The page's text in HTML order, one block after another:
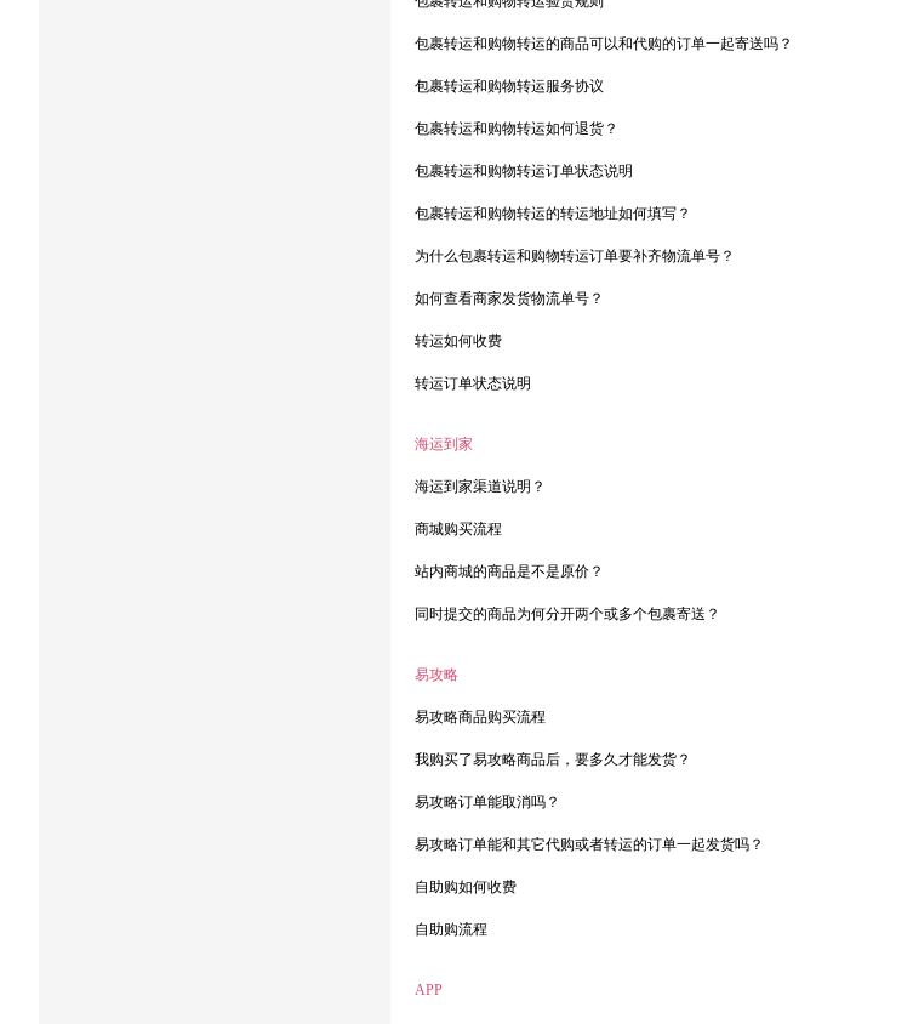
包裹转运和购物转运的商品可以和代购的订单一起寄送吗？
包裹转运和购物转运服务协议
包裹转运和购物转运如何退货？
包裹转运和购物转运订单状态说明
包裹转运和购物转运的转运地址如何填写？
为什么包裹转运和购物转运订单要补齐物流单号？
如何查看商家发货物流单号？
转运如何收费
转运订单状态说明
海运到家
海运到家渠道说明？
商城购买流程
站内商城的商品是不是原价？
同时提交的商品为何分开两个或多个包裹寄送？
易攻略
易攻略商品购买流程
我购买了易攻略商品后，要多久才能发货？
易攻略订单能取消吗？
易攻略订单能和其它代购或者转运的订单一起发货吗？
自助购如何收费
自助购流程
APP